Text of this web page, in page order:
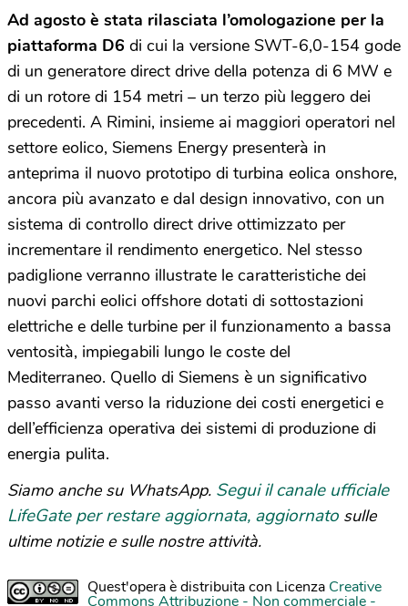
Ad agosto è stata rilasciata l’omologazione per la
piattaforma D6 di cui la versione SWT-6,0-154 gode
di un generatore direct drive della potenza di 6 MW e
di un rotore di 154 metri – un terzo più leggero dei
precedenti. A Rimini, insieme ai maggiori operatori nel
settore eolico, Siemens Energy presenterà in
anteprima il nuovo prototipo di turbina eolica onshore,
ancora più avanzato e dal design innovativo, con un
sistema di controllo direct drive ottimizzato per
incrementare il rendimento energetico. Nel stesso
padiglione verranno illustrate le caratteristiche dei
nuovi parchi eolici offshore dotati di sottostazioni
elettriche e delle turbine per il funzionamento a bassa
ventosità, impiegabili lungo le coste del
Mediterraneo. Quello di Siemens è un significativo
passo avanti verso la riduzione dei costi energetici e
dell’efficienza operativa dei sistemi di produzione di
energia pulita.
Siamo anche su WhatsApp. Segui il canale ufficiale
LifeGate per restare aggiornata, aggiornato sulle
ultime notizie e sulle nostre attività.
Quest'opera è distribuita con Licenza Creative
Commons Attribuzione - Non commerciale -